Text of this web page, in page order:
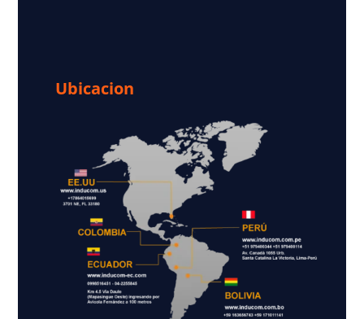
Ubicacion